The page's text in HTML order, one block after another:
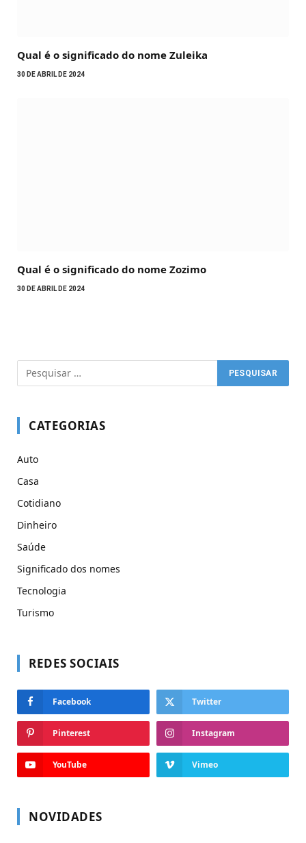
Qual é o significado do nome Zuleika
30 DE ABRIL DE 2024
Qual é o significado do nome Zozimo
30 DE ABRIL DE 2024
CATEGORIAS
Auto
Casa
Cotidiano
Dinheiro
Saúde
Significado dos nomes
Tecnologia
Turismo
REDES SOCIAIS
Facebook Twitter
Pinterest Instagram
YouTube Vimeo
NOVIDADES